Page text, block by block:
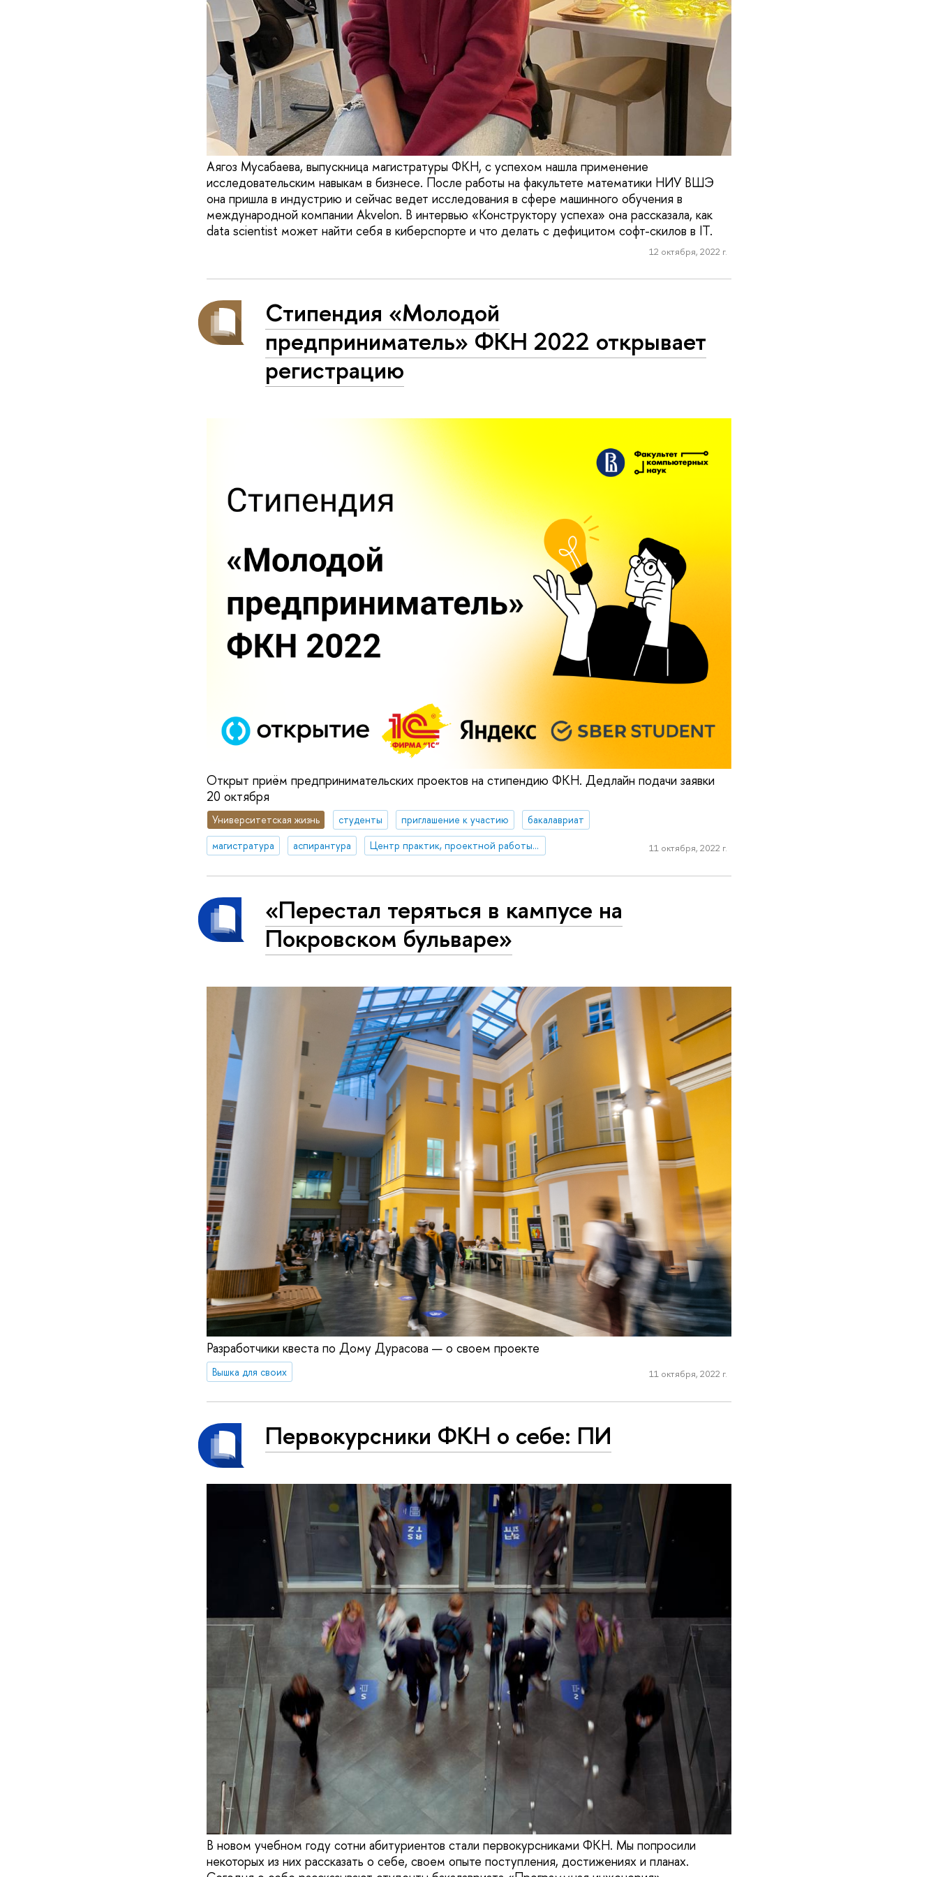
Аягоз Мусабаева, выпускница магистратуры ФКН, с успехом нашла применение
исследовательским навыкам в бизнесе. После работы на факультете математики НИУ ВШЭ
она пришла в индустрию и сейчас ведет исследования в сфере машинного обучения в
международной компании Akvelon. В интервью «Конструктору успеха» она рассказала, как
data scientist может найти себя в киберспорте и что делать с дефицитом софт-скилов в IT.
12 октября, 2022 г.
Стипендия «Молодой
предприниматель» ФКН 2022 открывает
регистрацию
Открыт приём предпринимательских проектов на стипендию ФКН. Дедлайн подачи заявки
20 октября
Университетская жизнь студенты приглашение к участию
бакалавриат
магистратура
аспирантура Центр практик, проектной работы и предпринимательства 11 октября, 2022 г.
«Перестал теряться в кампусе на
Покровском бульваре»
Разработчики квеста по Дому Дурасова — о своем проекте
Вышка для своих 11 октября, 2022 г.
Первокурсники ФКН о себе: ПИ
В новом учебном году сотни абитуриентов стали первокурсниками ФКН. Мы попросили
некоторых из них рассказать о себе, своем опыте поступления, достижениях и планах.